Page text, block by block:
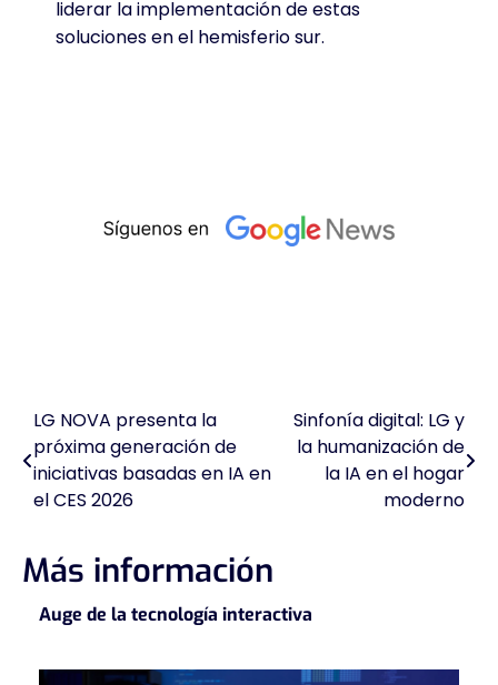
liderar la implementación de estas
soluciones en el hemisferio sur.
Navegación
de
entradas
LG NOVA presenta la
próxima generación de
iniciativas basadas en IA en
el CES 2026
Sinfonía digital: LG y
la humanización de
la IA en el hogar
moderno
Más información
Auge de la tecnología interactiva